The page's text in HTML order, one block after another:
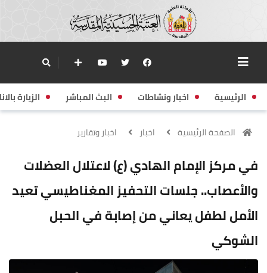
الرئيسية اخبار ونشاطات البث المباشر الزيارة
الصفحة الرئيسية اخبار اخبار وتقارير
في مركز الإمام الهادي (ع) لاعتلال العضلات
والأعصاب.. جلسات التحفيز المغناطيسي تعيد
الأمل لطفل يعاني من إصابة في الحبل
الشوكي